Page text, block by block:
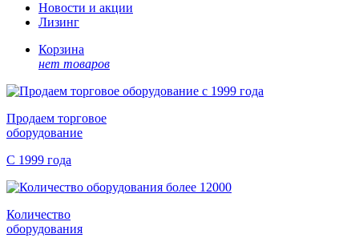
Новости и акции
Лизинг
Корзина
нет товаров
Продаем торговое
оборудование
С 1999 года
Количество
оборудования